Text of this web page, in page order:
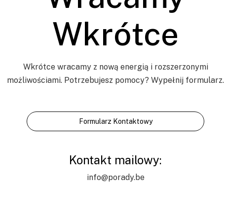
Wkrótce
Wkrótce wracamy z nową energią i rozszerzonymi
możliwościami. Potrzebujesz pomocy? Wypełnij formularz.
Formularz Kontaktowy
Kontakt mailowy:
info@porady.be